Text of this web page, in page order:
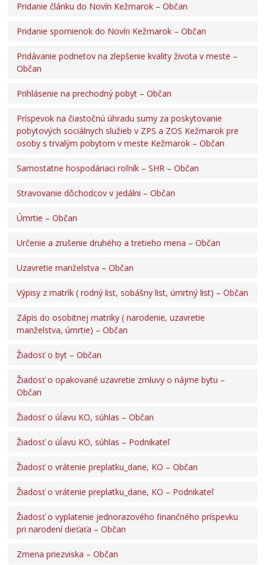
Pridanie článku do Novín Kežmarok – Občan
Pridanie spomienok do Novín Kežmarok – Občan
Pridávanie podnetov na zlepšenie kvality života v meste –
Občan
Prihlásenie na prechodný pobyt – Občan
Príspevok na čiastočnú úhradu sumy za poskytovanie
pobytových sociálnych služieb v ZPS a ZOS Kežmarok pre
osoby s trvalým pobytom v meste Kežmarok – Občan
Samostatne hospodáriaci roľník – SHR – Občan
Stravovanie dôchodcov v jedálni – Občan
Úmrtie – Občan
Určenie a zrušenie druhého a tretieho mena – Občan
Uzavretie manželstva – Občan
Výpisy z matrík ( rodný list, sobášny list, úmrtný list) – Občan
Zápis do osobitnej matriky ( narodenie, uzavretie
manželstva, úmrtie) – Občan
Žiadosť o byt – Občan
Žiadosť o opakované uzavretie zmluvy o nájme bytu –
Občan
Žiadosť o úĺavu KO, súhlas – Občan
Žiadosť o úĺavu KO, súhlas – Podnikateľ
Žiadosť o vrátenie preplatku_dane, KO – Občan
Žiadosť o vrátenie preplatku_dane, KO – Podnikateľ
Žiadosť o vyplatenie jednorazového finančného príspevku
pri narodení dieťaťa – Občan
Zmena priezviska – Občan